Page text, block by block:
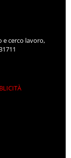
e cerco lavoro,